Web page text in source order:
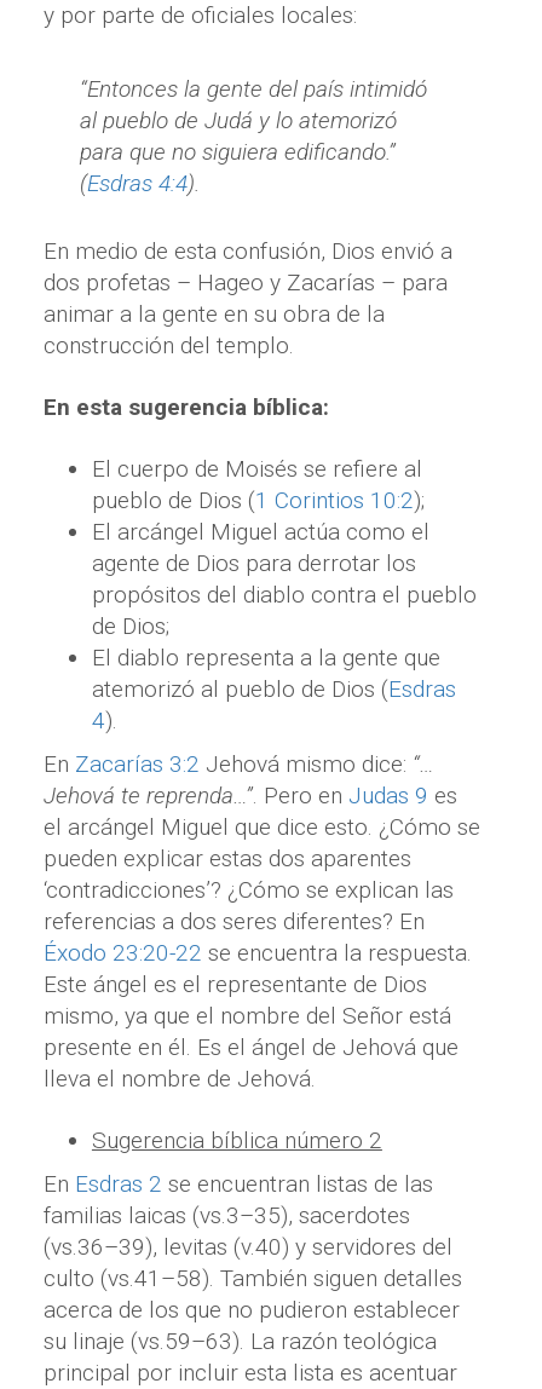
y por parte de oficiales locales:
“Entonces la gente del país intimidó
al pueblo de Judá y lo atemorizó
para que no siguiera edificando.”
(Esdras 4:4).
En medio de esta confusión, Dios envió a
dos profetas – Hageo y Zacarías – para
animar a la gente en su obra de la
construcción del templo.
En esta sugerencia bíblica:
El cuerpo de Moisés se refiere al
pueblo de Dios (1 Corintios 10:2);
El arcángel Miguel actúa como el
agente de Dios para derrotar los
propósitos del diablo contra el pueblo
de Dios;
El diablo representa a la gente que
atemorizó al pueblo de Dios (Esdras
4).
En Zacarías 3:2 Jehová mismo dice: “…
Jehová te reprenda…”. Pero en Judas 9 es
el arcángel Miguel que dice esto. ¿Cómo se
pueden explicar estas dos aparentes
‘contradicciones’? ¿Cómo se explican las
referencias a dos seres diferentes? En
Éxodo 23:20-22 se encuentra la respuesta.
Este ángel es el representante de Dios
mismo, ya que el nombre del Señor está
presente en él. Es el ángel de Jehová que
lleva el nombre de Jehová.
Sugerencia bíblica número 2
En Esdras 2 se encuentran listas de las
familias laicas (vs.3–35), sacerdotes
(vs.36–39), levitas (v.40) y servidores del
culto (vs.41–58). También siguen detalles
acerca de los que no pudieron establecer
su linaje (vs.59–63). La razón teológica
principal por incluir esta lista es acentuar